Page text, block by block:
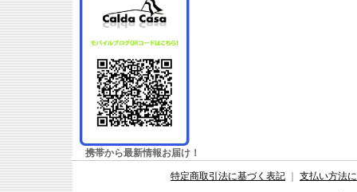
携帯から最新情報お届け！
特定商取引法に基づく表記
支払い方法